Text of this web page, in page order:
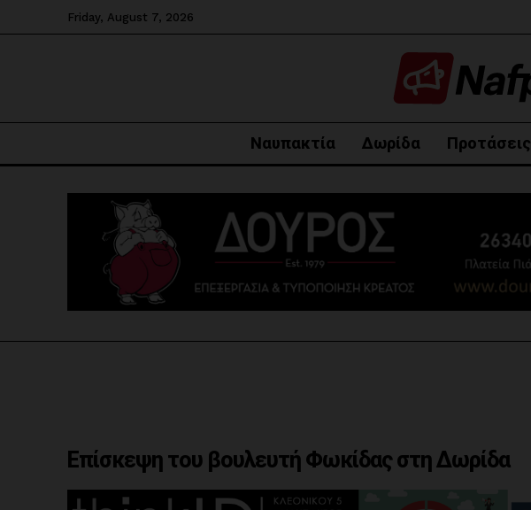
Friday, August 7, 2026
Ναυπακτία Δωρίδα Προτάσεις
Επίσκεψη του βουλευτή Φωκίδας στη Δωρίδα